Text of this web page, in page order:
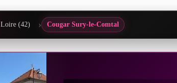
Loire (42) Cougar Sury-le-Comtal